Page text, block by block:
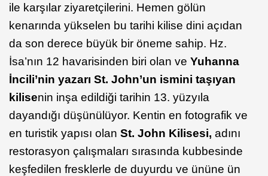
ile karşılar ziyaretçilerini. Hemen gölün
kenarında yükselen bu tarihi kilise dini açıdan
da son derece büyük bir öneme sahip. Hz.
İsa’nın 12 havarisinden biri olan ve Yuhanna
İncili’nin yazarı St. John’un ismini taşıyan
kilisenin inşa edildiği tarihin 13. yüzyıla
dayandığı düşünülüyor. Kentin en fotografik ve
en turistik yapısı olan St. John Kilisesi, adını
restorasyon çalışmaları sırasında kubbesinde
keşfedilen fresklerle de duyurdu ve ününe ün